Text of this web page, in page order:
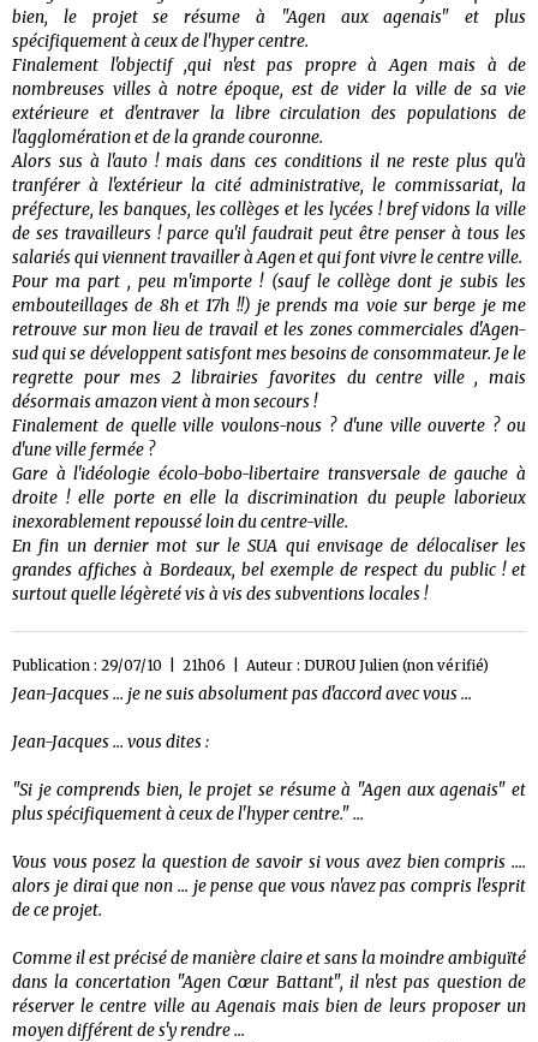
bien, le projet se résume à "Agen aux agenais" et plus
spécifiquement à ceux de l'hyper centre.
Finalement l'objectif ,qui n'est pas propre à Agen mais à de
nombreuses villes à notre époque, est de vider la ville de sa vie
extérieure et d'entraver la libre circulation des populations de
l'agglomération et de la grande couronne.
Alors sus à l'auto ! mais dans ces conditions il ne reste plus qu'à
tranférer à l'extérieur la cité administrative, le commissariat, la
préfecture, les banques, les collèges et les lycées ! bref vidons la ville
de ses travailleurs ! parce qu'il faudrait peut être penser à tous les
salariés qui viennent travailler à Agen et qui font vivre le centre ville.
Pour ma part , peu m'importe ! (sauf le collège dont je subis les
embouteillages de 8h et 17h !!) je prends ma voie sur berge je me
retrouve sur mon lieu de travail et les zones commerciales d'Agen-
sud qui se développent satisfont mes besoins de consommateur. Je le
regrette pour mes 2 librairies favorites du centre ville , mais
désormais amazon vient à mon secours !
Finalement de quelle ville voulons-nous ? d'une ville ouverte ? ou
d'une ville fermée ?
Gare à l'idéologie écolo-bobo-libertaire transversale de gauche à
droite ! elle porte en elle la discrimination du peuple laborieux
inexorablement repoussé loin du centre-ville.
En fin un dernier mot sur le SUA qui envisage de délocaliser les
grandes affiches à Bordeaux, bel exemple de respect du public ! et
surtout quelle légèreté vis à vis des subventions locales !
Publication : 29/07/10 | 21h06 | Auteur : DUROU Julien (non vérifié)
Jean-Jacques ... je ne suis absolument pas d'accord avec vous ...
Jean-Jacques ... vous dites :
"Si je comprends bien, le projet se résume à "Agen aux agenais" et
plus spécifiquement à ceux de l'hyper centre." ...
Vous vous posez la question de savoir si vous avez bien compris ....
alors je dirai que non ... je pense que vous n'avez pas compris l'esprit
de ce projet.
Comme il est précisé de manière claire et sans la moindre ambiguïté
dans la concertation "Agen Cœur Battant", il n'est pas question de
réserver le centre ville au Agenais mais bien de leurs proposer un
moyen différent de s'y rendre ...